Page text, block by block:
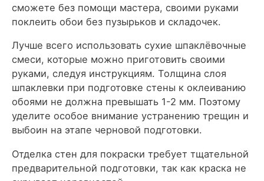
сможете без помощи мастера, своими руками
поклеить обои без пузырьков и складочек.
Лучше всего использовать сухие шпаклёвочные
смеси, которые можно приготовить своими
руками, следуя инструкциям. Толщина слоя
шпаклевки при подготовке стены к оклеиванию
обоями не должна превышать 1-2 мм. Поэтому
уделите особое внимание устранению трещин и
выбоин на этапе черновой подготовки.
Отделка стен для покраски требует тщательной
предварительной подготовки, так как краска не